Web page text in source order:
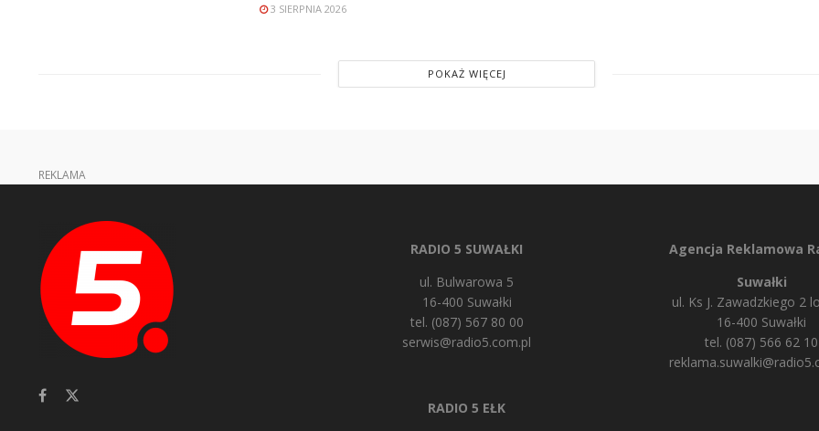
3 SIERPNIA 2026
POKAŻ WIĘCEJ
REKLAMA
RADIO 5 SUWAŁKI
ul. Bulwarowa 5
16-400 Suwałki
tel. (087) 567 80 00
serwis@radio5.com.pl
RADIO 5 EŁK
Agencja Reklamowa
Suwałki
ul. Ks J. Zawadzkiego 2
16-400 Suwałki
tel. (087) 566 62 10